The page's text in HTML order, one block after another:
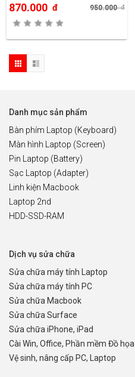
870.000 đ 950.000đ
Danh mục sản phẩm
Bàn phím Laptop (Keyboard)
Màn hình Laptop (Screen)
Pin Laptop (Battery)
Sạc Laptop (Adapter)
Linh kiện Macbook
Laptop 2nd
HDD-SSD-RAM
Dịch vụ sửa chữa
Sửa chữa máy tính Laptop
Sửa chữa máy tính PC
Sửa chữa Macbook
Sửa chữa Surface
Sửa chữa iPhone, iPad
Cài Win, Office, Phần mềm Đồ họa
Vệ sinh, nâng cấp PC, Laptop